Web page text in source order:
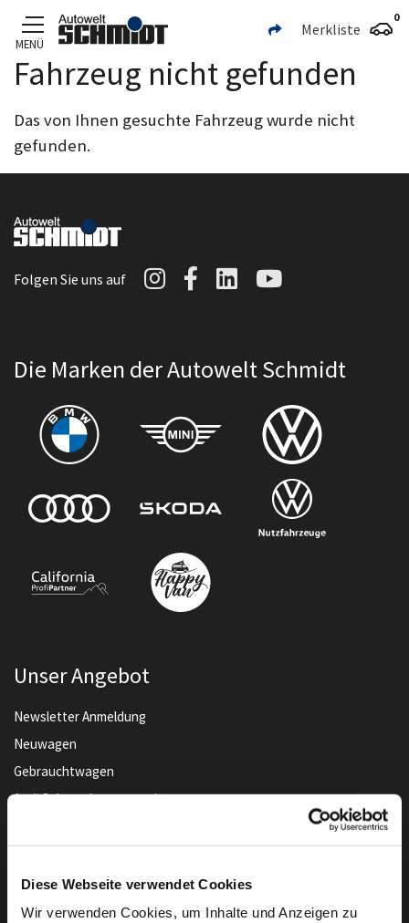
Diese Webseite verwendet Cookies
Wir verwenden Cookies, um Inhalte und Anzeigen zu
Zum Hauptinhalt
MENÜ
Merkliste
0
Fahrzeug nicht gefunden
Das von Ihnen gesuchte Fahrzeug wurde nicht
gefunden.
Folgen Sie uns auf Autowelt Schmidt auf
Autowelt Schmidt
AutoweltAutowelt
Die Marken der Autowelt Schmidt
Unser Angebot
Newsletter Anmeldung
Neuwagen
Gebrauchtwagen
Audi Gebrauchtwagen :plus
Online-Terminbuchung